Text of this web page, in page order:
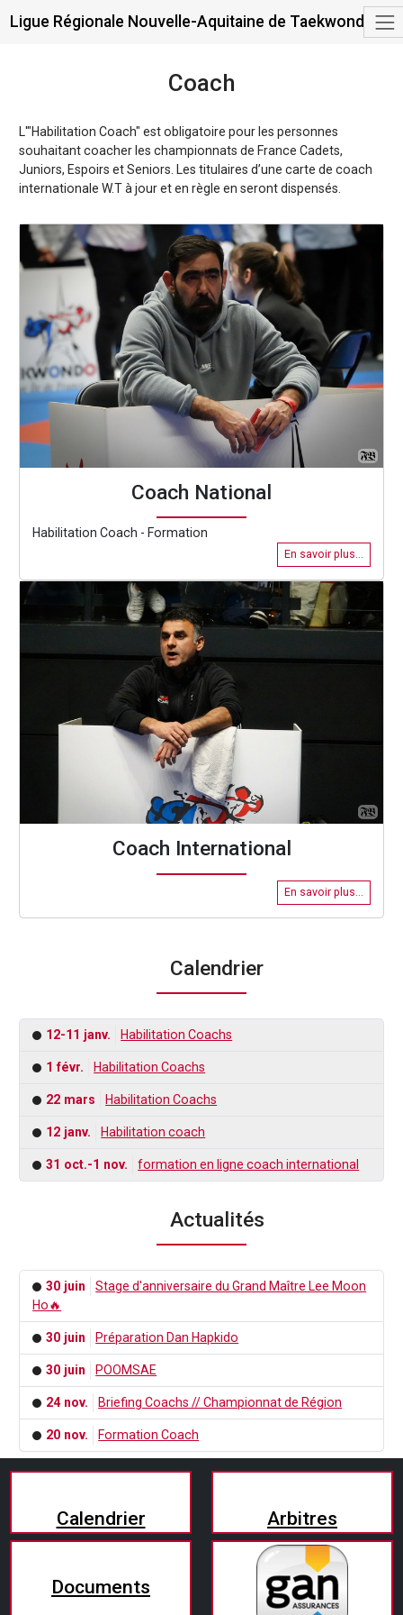
Ligue Régionale Nouvelle-Aquitaine de Taekwondo
Coach
L'"Habilitation Coach" est obligatoire pour les personnes
souhaitant coacher les championnats de France Cadets,
Juniors, Espoirs et Seniors. Les titulaires d’une carte de coach
internationale W.T à jour et en règle en seront dispensés.
Coach National
Habilitation Coach - Formation
En savoir plus...
Coach International
En savoir plus...
Calendrier
12-11 janv. Habilitation Coachs
1 févr. Habilitation Coachs
22 mars Habilitation Coachs
12 janv. Habilitation coach
31 oct.-1 nov. formation en ligne coach international
Actualités
30 juin
Stage d'anniversaire du Grand Maître Lee Moon
Ho🔥
30 juin Préparation Dan Hapkido
30 juin POOMSAE
24 nov. Briefing Coachs // Championnat de Région
20 nov. Formation Coach
Calendrier Arbitres
Documents